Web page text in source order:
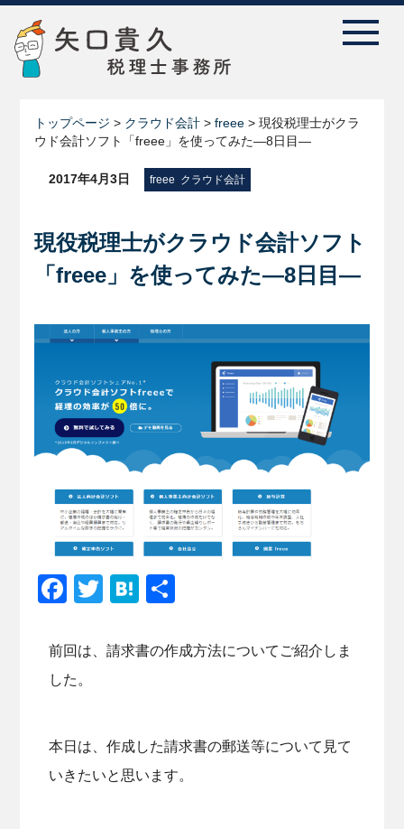
トップページ > クラウド会計 >freee >現役税理士がクラ
ウド会計ソフト「freee」を使ってみた―8日目―
2017年4月3日 freee, クラウド会計
現役税理士がクラウド会計ソフト
「freee」を使ってみた―8日目―
Facebook
TwitterHatena
前回は、請求書の作成方法についてご紹介しま
した。
本日は、作成した請求書の郵送等について見て
いきたいと思います。